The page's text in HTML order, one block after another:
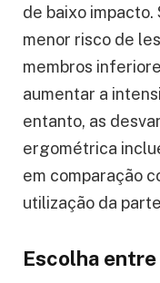
de baixo
menor risco de
membros
aumentar a
entanto, as
ergométrica
em comparação
utilização da
Escolha